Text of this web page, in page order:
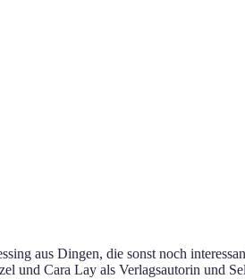
aus Dingen, die sonst noch
und Cara Lay als Verlagsautorin und